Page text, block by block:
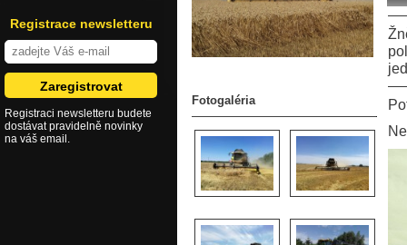
Fotogaléria
Registrace newsletteru
Registraci newsletteru budete
dostávat pravidelně novinky
na váš email.